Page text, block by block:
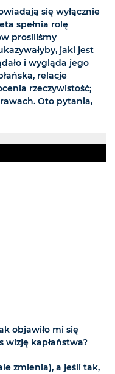
się wyłącznie
spełnia rolę
prosiliśmy
jaki jest
i wygląda jego
relacje
rzeczywistość;
Oto pytania,
objawiło mi się
wizję kapłaństwa?
zmienia), a jeśli tak,